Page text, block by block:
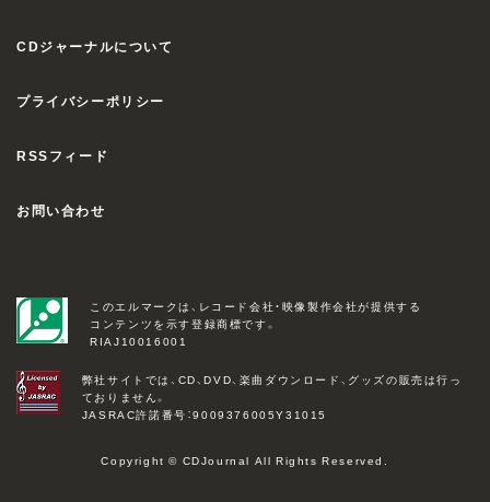
CDジャーナルについて
プライバシーポリシー
RSSフィード
お問い合わせ
このエルマークは、レコード会社・映像製作会社が提供する
コンテンツを示す登録商標です。
RIAJ10016001
弊社サイトでは、CD、DVD、楽曲ダウンロード、グッズの販売は行っ
ておりません。
JASRAC許諾番号：9009376005Y31015
Copyright © CDJournal All Rights Reserved.